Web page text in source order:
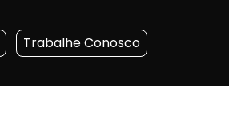
Trabalhe Conosco